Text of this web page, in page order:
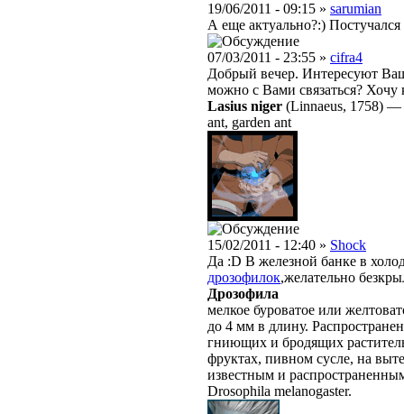
19/06/2011 - 09:15 » sarumian
А еще актуально?:) Постучался
07/03/2011 - 23:55 » cifra4
Добрый вечер. Интересуют
можно с Вами связаться?
Lasius niger (Linnaeus, 1758) —
ant, garden ant
15/02/2011 - 12:40 » Shock
Да :D В железной банке в
дрозофилок,желательно
Дрозофила
мелкое буроватое или
до 4 мм в длину.
гниющих и бродящих
фруктах, пивном сусле, на
известным и
Drosophila melanogaster.